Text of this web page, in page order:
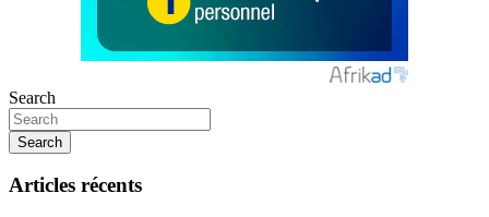
Search
Search
Articles récents